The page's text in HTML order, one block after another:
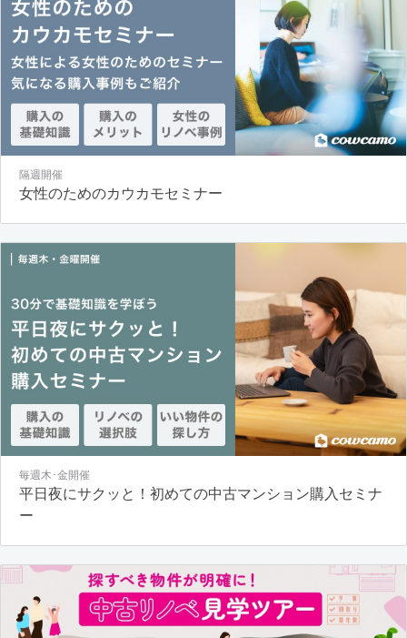
隔週開催
女性のためのカウカモセミナー
毎週木･金開催
平日夜にサクッと！初めての中古マンション購入セミナ
ー